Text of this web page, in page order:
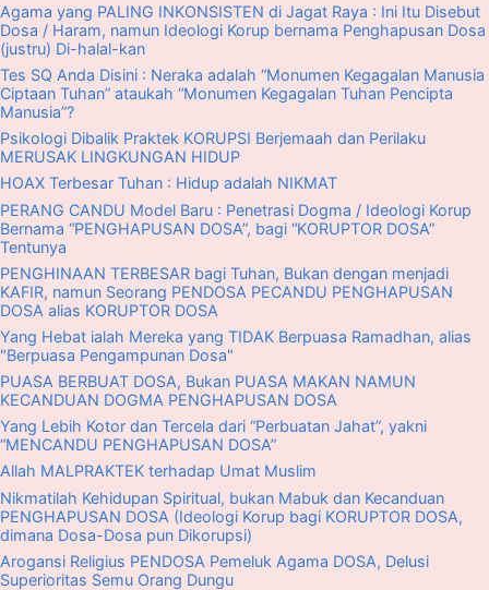
Agama yang PALING INKONSISTEN di Jagat Raya : Ini Itu Disebut
Dosa / Haram, namun Ideologi Korup bernama Penghapusan Dosa
(justru) Di-halal-kan
Tes SQ Anda Disini : Neraka adalah “Monumen Kegagalan Manusia
Ciptaan Tuhan” ataukah “Monumen Kegagalan Tuhan Pencipta
Manusia”?
Psikologi Dibalik Praktek KORUPSI Berjemaah dan Perilaku
MERUSAK LINGKUNGAN HIDUP
HOAX Terbesar Tuhan : Hidup adalah NIKMAT
PERANG CANDU Model Baru : Penetrasi Dogma / Ideologi Korup
Bernama “PENGHAPUSAN DOSA”, bagi “KORUPTOR DOSA”
Tentunya
PENGHINAAN TERBESAR bagi Tuhan, Bukan dengan menjadi
KAFIR, namun Seorang PENDOSA PECANDU PENGHAPUSAN
DOSA alias KORUPTOR DOSA
Yang Hebat ialah Mereka yang TIDAK Berpuasa Ramadhan, alias
"Berpuasa Pengampunan Dosa"
PUASA BERBUAT DOSA, Bukan PUASA MAKAN NAMUN
KECANDUAN DOGMA PENGHAPUSAN DOSA
Yang Lebih Kotor dan Tercela dari “Perbuatan Jahat”, yakni
“MENCANDU PENGHAPUSAN DOSA”
Allah MALPRAKTEK terhadap Umat Muslim
Nikmatilah Kehidupan Spiritual, bukan Mabuk dan Kecanduan
PENGHAPUSAN DOSA (Ideologi Korup bagi KORUPTOR DOSA,
dimana Dosa-Dosa pun Dikorupsi)
Arogansi Religius PENDOSA Pemeluk Agama DOSA, Delusi
Superioritas Semu Orang Dungu